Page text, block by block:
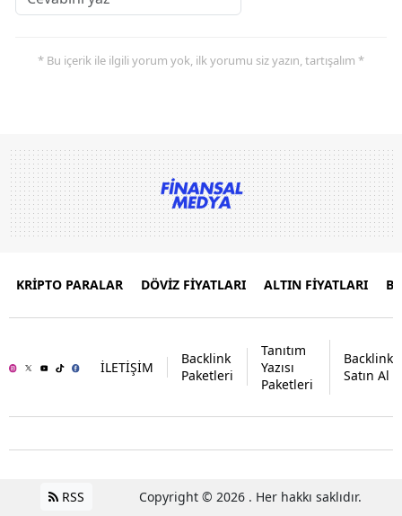
* Bu içerik ile ilgili yorum yok, ilk yorumu siz yazın, tartışalım *
KRİPTO PARALAR DÖVİZ FİYATLARI ALTIN FİYATLARI
İLETİŞİM
Backlink
Paketleri
Tanıtım
Yazısı
Paketleri
Backlink
Satın Al
RSS Copyright © 2026 . Her hakkı saklıdır.